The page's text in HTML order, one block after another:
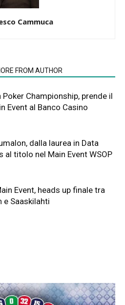
Cammuca
FROM AUTHOR
Poker Championship, prende il
Event al Banco Casino
dalla laurea in Data
al titolo nel Main Event WSOP
Event, heads up finale tra
e Saaskilahti